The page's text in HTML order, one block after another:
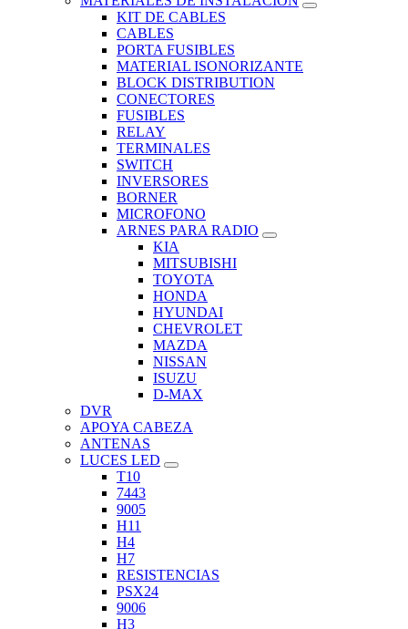
KIT DE CABLES
CABLES
PORTA FUSIBLES
MATERIAL ISONORIZANTE
BLOCK DISTRIBUTION
CONECTORES
FUSIBLES
RELAY
TERMINALES
SWITCH
INVERSORES
BORNER
MICROFONO
ARNES PARA RADIO
KIA
MITSUBISHI
TOYOTA
HONDA
HYUNDAI
CHEVROLET
MAZDA
NISSAN
ISUZU
D-MAX
DVR
APOYA CABEZA
ANTENAS
LUCES LED
T10
7443
9005
H11
H4
H7
RESISTENCIAS
PSX24
9006
H3